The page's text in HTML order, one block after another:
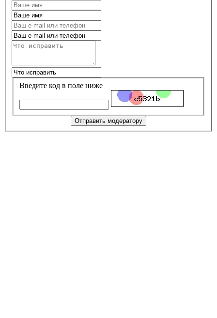
Введите код в поле ниже
Отправить модератору